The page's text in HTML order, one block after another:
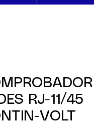
RJ-11/45
VOLT